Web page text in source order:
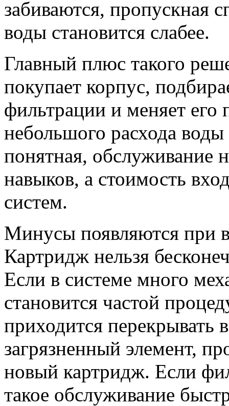
забиваются, пропускная
воды становится слабее.
Главный плюс такого
покупает корпус,
фильтрации и меняет его
небольшого расхода
понятная, обслуживание
навыков, а стоимость
систем.
Минусы появляются при
Картридж нельзя
Если в системе много
становится частой
приходится перекрывать
загрязненный элемент,
новый картридж. Если
такое обслуживание